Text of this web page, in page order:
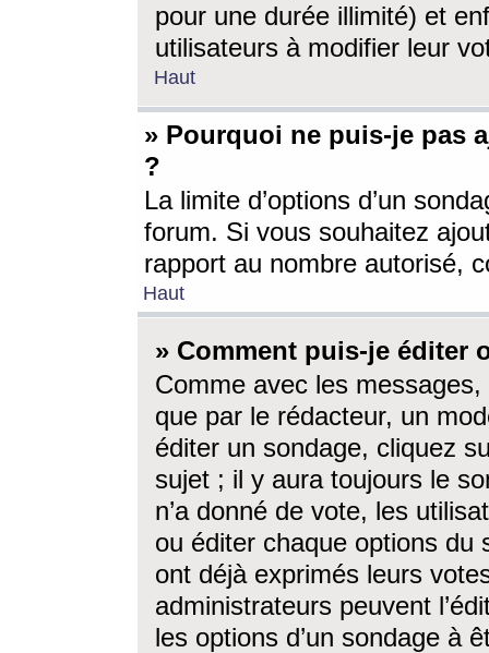
pour une durée illimité) et
utilisateurs à modifier leur
Haut
» Pourquoi ne puis-je pas
?
La limite d’options d’un
forum. Si vous souhaitez
rapport au nombre autorisé,
Haut
» Comment puis-je éditer
Comme avec les
que par le rédacteur, un
éditer un sondage, cliquez
sujet ; il y aura toujours le
n’a donné de vote, les
ou éditer chaque options du
ont déjà exprimés leurs
administrateurs peuvent
les options d’un sondage à